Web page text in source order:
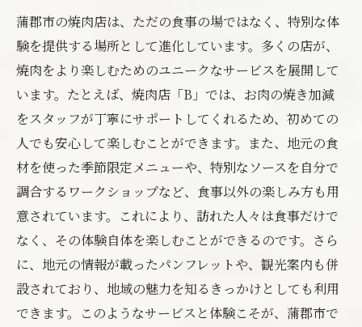
蒲郡市の焼肉店は、ただの食事の場ではなく、特別な体
験を提供する場所として進化しています。多くの店が、
焼肉をより楽しむためのユニークなサービスを展開して
います。たとえば、焼肉店「B」では、お肉の焼き加減
をスタッフが丁寧にサポートしてくれるため、初めての
人でも安心して楽しむことができます。また、地元の食
材を使った季節限定メニューや、特別なソースを自分で
調合するワークショップなど、食事以外の楽しみ方も用
意されています。これにより、訪れた人々は食事だけで
なく、その体験自体を楽しむことができるのです。さら
に、地元の情報が載ったパンフレットや、観光案内も併
設されており、地域の魅力を知るきっかけとしても利用
できます。このようなサービスと体験こそが、蒲郡市で